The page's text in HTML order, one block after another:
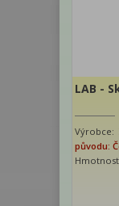
LAB -
Výrobce:
původu: